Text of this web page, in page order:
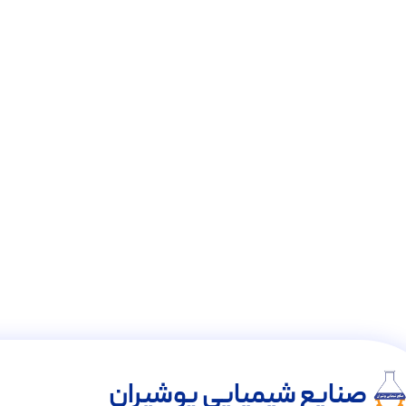
صنایع شیمیایی پوشیران